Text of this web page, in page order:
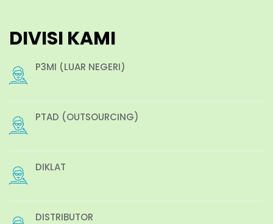
DIVISI KAMI
P3MI (LUAR NEGERI)
PTAD (OUTSOURCING)
DIKLAT
DISTRIBUTOR